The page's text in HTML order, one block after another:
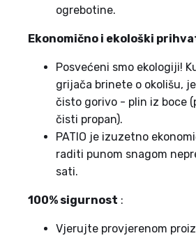
ogrebotine.
Ekonomično i ekološki
Posvećeni smo ekologiji!
grijača brinete o okolišu,
čisto gorivo - plin iz boce
čisti propan).
PATIO je izuzetno
raditi punom snagom
sati.
100% sigurnost :
Vjerujte provjerenom